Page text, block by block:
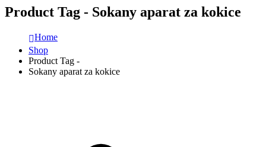
Product Tag - Sokany aparat za kokice
Home
Shop
Product Tag -
Sokany aparat za kokice